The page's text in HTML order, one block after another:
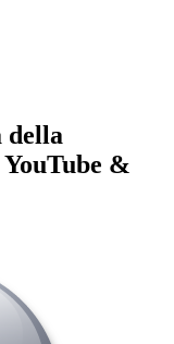
della
&